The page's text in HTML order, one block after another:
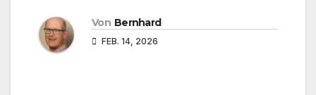
Von Bernhard
FEB. 14, 2026